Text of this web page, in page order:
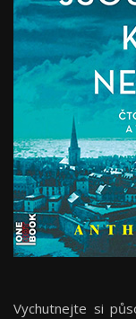
Vychutnejte si